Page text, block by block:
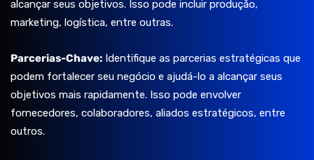
alcançar seus objetivos. Isso pode incluir produção,
marketing, logística, entre outras.
Parcerias-Chave: Identifique as parcerias estratégicas que
podem fortalecer seu negócio e ajudá-lo a alcançar seus
objetivos mais rapidamente. Isso pode envolver
fornecedores, colaboradores, aliados estratégicos, entre
outros.